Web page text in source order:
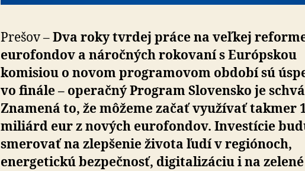
Prešov –Dva roky tvrdej práce na veľkej
eurofondov a náročných rokovaní s Európskou
komisiou o novom programovom období sú
vo finále – operačný Program Slovensko je
Znamená to, že môžeme začať využívať takmer
miliárd eur z nových eurofondov. Investície
smerovať na zlepšenie života ľudí v regiónoch,
energetickú bezpečnosť, digitalizáciu i na zelené